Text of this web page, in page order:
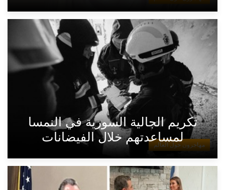
مهاجرون حول العالم
تكريم الجالية السورية في النمسا
لمساعدتهم خلال الفيضانات